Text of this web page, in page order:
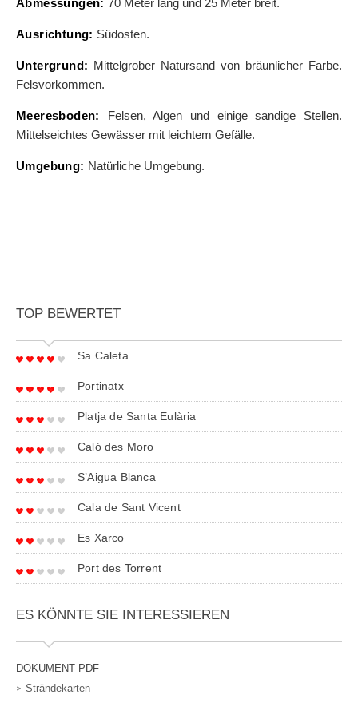
Abmessungen: 70 Meter lang und 25 Meter breit.
Ausrichtung: Südosten.
Untergrund: Mittelgrober Natursand von bräunlicher Farbe.
Felsvorkommen.
Meeresboden:
Felsen, Algen und einige sandige Stellen.
Mittelseichtes Gewässer mit leichtem Gefälle.
Umgebung: Natürliche Umgebung.
TOP BEWERTET
Sa Caleta
Portinatx
Platja de Santa Eulària
Caló des Moro
S’Aigua Blanca
Cala de Sant Vicent
Es Xarco
Port des Torrent
ES KÖNNTE SIE INTERESSIEREN
DOKUMENT PDF
Strändekarten